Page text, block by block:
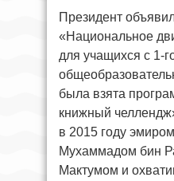
Президент
«Национальное
для учащихся с 1-
была взята
книжный
в 2015 году
Мухаммадом бин
Мактумом и